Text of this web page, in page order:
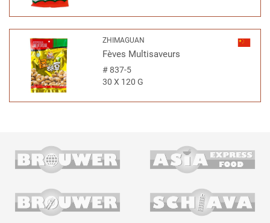
ZHIMAGUAN
Fèves Multisaveurs
#837-5
30 X 120 G